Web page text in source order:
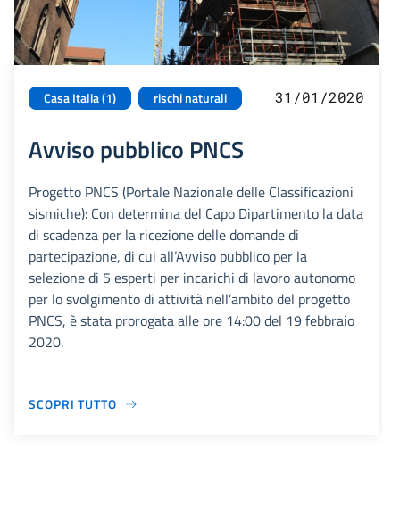
Casa Italia (1) rischi naturali 31/01/2020
Avviso pubblico PNCS
Progetto PNCS (Portale Nazionale delle Classificazioni
sismiche): Con determina del Capo Dipartimento la data
di scadenza per la ricezione delle domande di
partecipazione, di cui all’Avviso pubblico per la
selezione di 5 esperti per incarichi di lavoro autonomo
per lo svolgimento di attività nell’ambito del progetto
PNCS, è stata prorogata alle ore 14:00 del 19 febbraio
2020.
SCOPRI TUTTO